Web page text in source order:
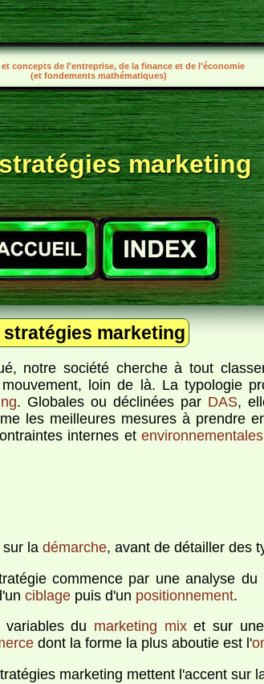
concepts de l'entreprise, de la finance et de l'économie
(et fondements mathématiques)
marketing
marketing
notre société cherche à tout
loin de là. La typologie
. Globales ou déclinées par DAS,
les meilleures mesures à prendre
internes etenvironnementales
la démarche, avant de détailler des
commence par une analyse
ciblagepuis d'un positionnement.
du marketing mixet sur une
dont la forme la plus aboutie est l'
marketing mettent l'accent sur